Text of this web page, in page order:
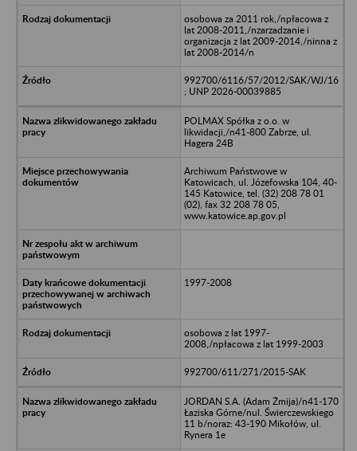
osobowa za 2011 rok,/npłacowa z
lat 2008-2011,/nzarzadzanie i
organizacja z lat 2009-2014,/ninna z
lat 2008-2014/n
992700/6116/57/2012/SAK/WJ/16
; UNP 2026-00039885
POLMAX Spółka z o.o. w
likwidacji,/n41-800 Zabrze, ul.
Hagera 24B
Archiwum Państwowe w
Katowicach, ul. Józefowska 104, 40-
145 Katowice, tel. (32) 208 78 01
(02), fax 32 208 78 05,
www.katowice.ap.gov.pl
1997-2008
osobowa z lat 1997-
2008,/npłacowa z lat 1999-2003
992700/611/271/2015-SAK
JORDAN S.A. (Adam Żmija)/n41-170
Łaziska Górne/nul. Świerczewskiego
11 b/noraz: 43-190 Mikołów, ul.
Rynera 1e